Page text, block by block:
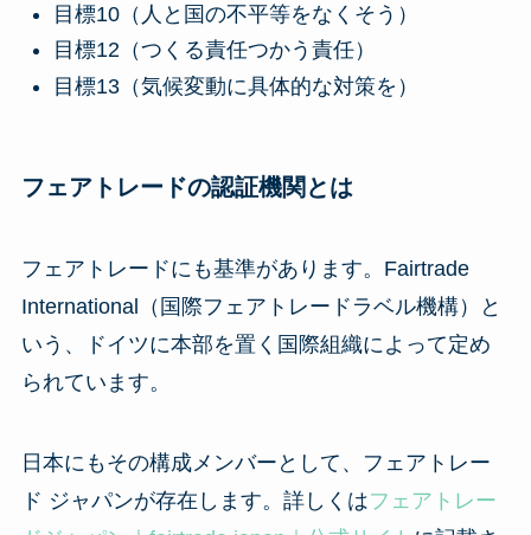
目標10（人と国の不平等をなくそう）
目標12（つくる責任つかう責任）
目標13（気候変動に具体的な対策を）
フェアトレードの認証機関とは
フェアトレードにも基準があります。Fairtrade
International（国際フェアトレードラベル機構）と
いう、ドイツに本部を置く国際組織によって定め
られています。
日本にもその構成メンバーとして、フェアトレー
ド ジャパンが存在します。詳しくはフェアトレー